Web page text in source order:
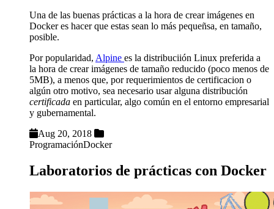
Una de las buenas prácticas a la hora de crear imágenes en
Docker es hacer que estas sean lo más pequeñsa, en tamaño,
posible.
Por popularidad, Alpine es la distribuciión Linux preferida a
la hora de crear imágenes de tamaño reducido (poco menos de
5MB), a menos que, por requerimientos de certificacion o
algún otro motivo, sea necesario usar alguna distribución
certificada en particular, algo común en el entorno empresarial
y gubernamental.
Aug 20, 2018
ProgramaciónDocker
Laboratorios de prácticas con Docker